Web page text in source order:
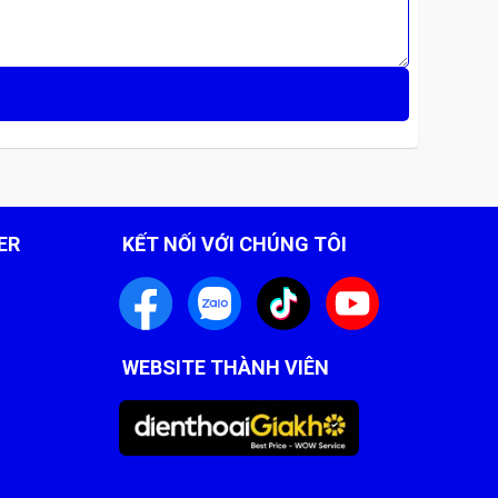
KẾT NỐI VỚI CHÚNG TÔI
WEBSITE THÀNH VIÊN